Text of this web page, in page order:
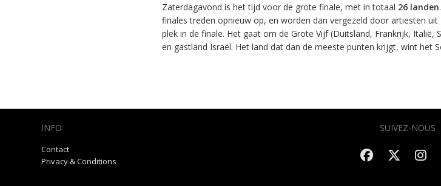
Zaterdagavond is het tijd voor de grote finale, met in totaal 26 landen
finales treden opnieuw op, en worden dan vergezeld door artiesten uit
plek in de finale. Het gaat om de Grote Vijf (Duitsland, Frankrijk, Italië,
en gastland Israël. Het land dat dan de meeste punten krijgt, wint het
INFO
Contact
Privacy & Conditions
SUIVEZ-NOUS